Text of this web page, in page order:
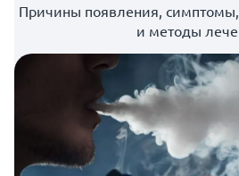
Причины появления, симптомы,
и методы